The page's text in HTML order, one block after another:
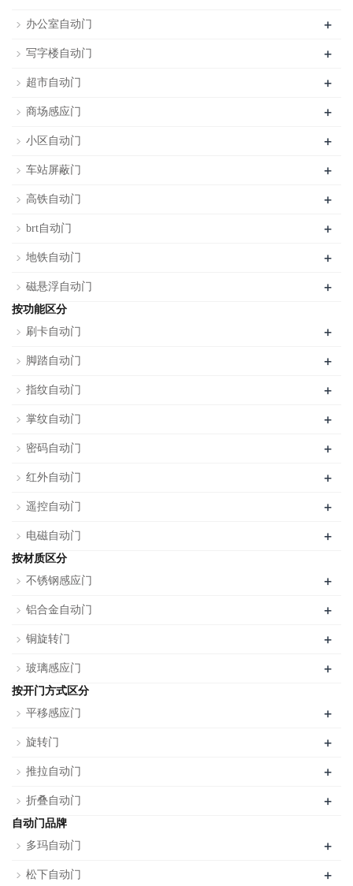
办公室自动门 +
写字楼自动门 +
超市自动门 +
商场感应门 +
小区自动门 +
车站屏蔽门 +
高铁自动门 +
brt自动门 +
地铁自动门 +
磁悬浮自动门 +
按功能区分
刷卡自动门
+
脚踏自动门 +
指纹自动门 +
掌纹自动门 +
密码自动门 +
红外自动门 +
遥控自动门 +
电磁自动门 +
按材质区分
不锈钢感应门
+
铝合金自动门 +
铜旋转门 +
玻璃感应门 +
按开门方式区分
平移感应门
+
旋转门 +
推拉自动门 +
折叠自动门 +
自动门品牌
多玛自动门
+
松下自动门 +